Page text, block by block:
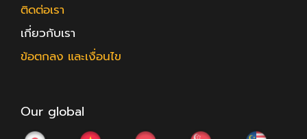
ติดต่อเรา
เกี่ยวกับเรา
ข้อตกลง และเงื่อนไข
Our global